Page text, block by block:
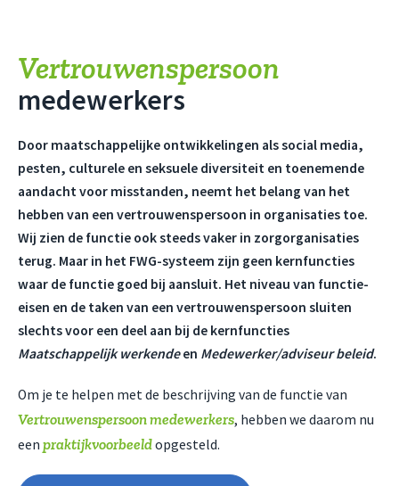
Vertrouwenspersoon
medewerkers
Door maatschappelijke ontwikkelingen als social media,
pesten, culturele en seksuele diversiteit en toenemende
aandacht voor misstanden, neemt het belang van het
hebben van een vertrouwenspersoon in organisaties toe.
Wij zien de functie ook steeds vaker in zorgorganisaties
terug. Maar in het FWG-systeem zijn geen kernfuncties
waar de functie goed bij aansluit. Het niveau van functie-
eisen en de taken van een vertrouwenspersoon sluiten
slechts voor een deel aan bij de kernfuncties
Maatschappelijk werkendeen Medewerker/adviseur beleid.
Om je te helpen met de beschrijving van de functie van
Vertrouwenspersoon medewerkers, hebben we daarom nu
een praktijkvoorbeeldopgesteld.